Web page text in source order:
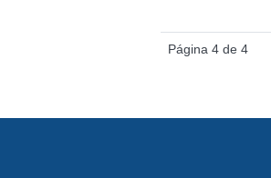
Página 4 de 4